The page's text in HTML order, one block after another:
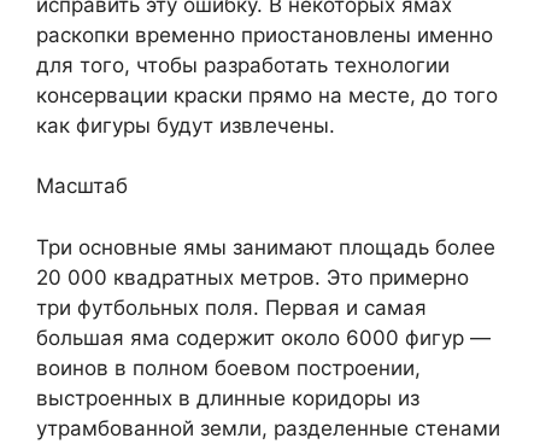
раскопки временно приостановлены именно
для того, чтобы разработать технологии
консервации краски прямо на месте, до того
как фигуры будут извлечены.
Масштаб
Три основные ямы занимают площадь более
20 000 квадратных метров. Это примерно
три футбольных поля. Первая и самая
большая яма содержит около 6000 фигур —
воинов в полном боевом построении,
выстроенных в длинные коридоры из
утрамбованной земли, разделенные стенами